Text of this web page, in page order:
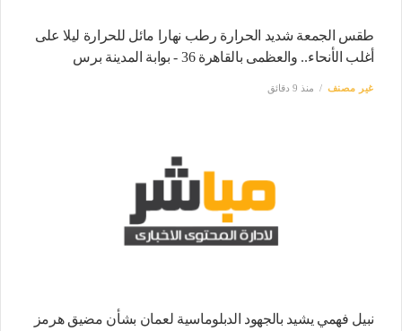
طقس الجمعة شديد الحرارة رطب نهارا مائل للحرارة ليلا على
أغلب الأنحاء.. والعظمى بالقاهرة 36 - بوابة المدينة برس
غير مصنف منذ 9 دقائق
نبيل فهمي يشيد بالجهود الدبلوماسية لعمان بشأن مضيق هرمز